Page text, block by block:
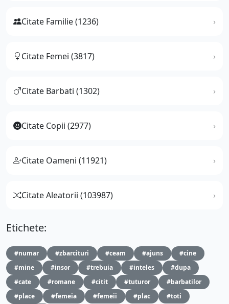
Citate Familie (1236)
Citate Femei (3817)
Citate Barbati (1302)
Citate Copii (2977)
Citate Oameni (11921)
Citate Aleatorii (103987)
Etichete:
#numar #zbarcituri #ceam #ajuns
#cine
#mine
#insor #trebuia #inteles
#dupa
#cate
#romane #citit #tuturor
#barbatilor
#place
#femeia #femeii #plac
#toti